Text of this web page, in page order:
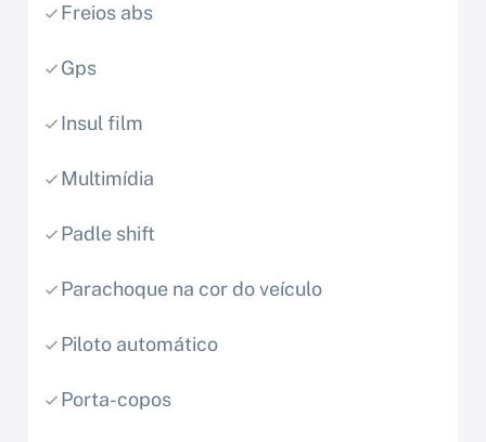
Freios abs
Gps
Insul film
Multimídia
Padle shift
Parachoque na cor do veículo
Piloto automático
Porta-copos